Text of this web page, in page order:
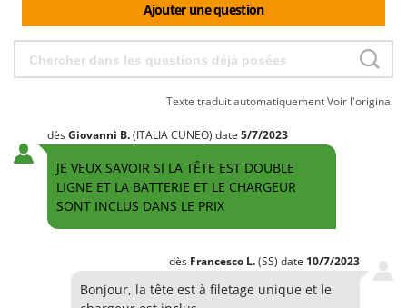
Ajouter une question
Texte traduit automatiquementVoir l'original
dèsGiovanni B.(ITALIA CUNEO) date 5/7/2023
JE VEUX SAVOIR SI LA TÊTE EST DOUBLE
LIGNE ET LA BATTERIE ET LE CHARGEUR
SONT INCLUS DANS LE PRIX
dès Francesco L.(SS) date 10/7/2023
Bonjour, la tête est à filetage unique et le